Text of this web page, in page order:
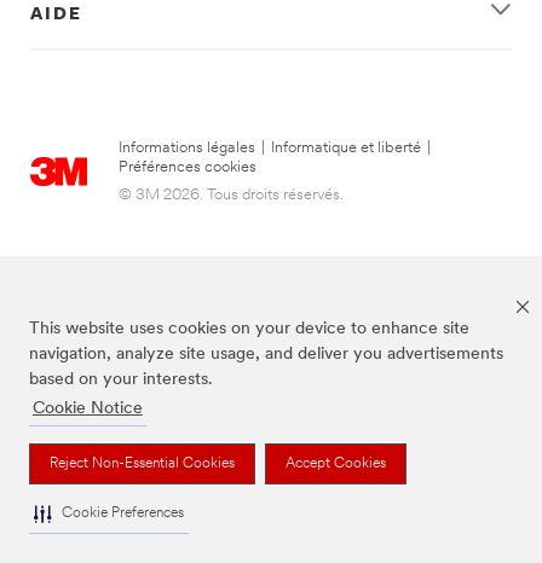
This website uses cookies on your device to enhance site
navigation, analyze site usage, and deliver you advertisements
based on your interests.
Cookie Notice
Reject Non-Essential Cookies Accept Cookies
Cookie Preferences
AIDE
Informations légales Informatique et liberté
Préférences cookies
© 3M 2026. Tous droits réservés.
La marque Command est une marque déposée de 3M.